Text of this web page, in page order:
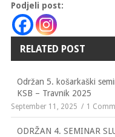
Podjeli post:
RELATED POST
Održan 5. košarkaški
KSB – Travnik 2025
September 11, 2025 1
ODRŽAN 4. SEMINAR